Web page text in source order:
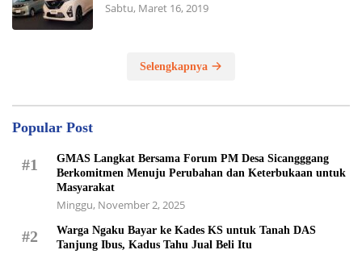
Sabtu, Maret 16, 2019
Selengkapnya
Popular Post
#1
GMAS Langkat Bersama Forum PM Desa Sicangggang
Berkomitmen Menuju Perubahan dan Keterbukaan untuk
Masyarakat
Minggu, November 2, 2025
#2
Warga Ngaku Bayar ke Kades KS untuk Tanah DAS
Tanjung Ibus, Kadus Tahu Jual Beli Itu